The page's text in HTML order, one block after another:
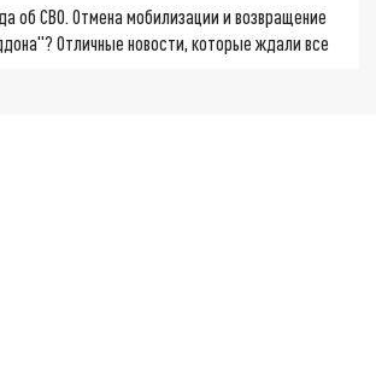
об СВО. Отмена мобилизации и возвращение
Отличные новости, которые ждали все